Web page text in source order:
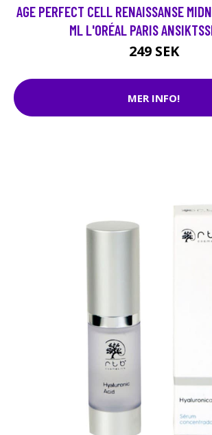
AGE PERFECT CELL RENAISSANSE
ML L'ORÉAL PARIS
249 SEK
MER INFO!